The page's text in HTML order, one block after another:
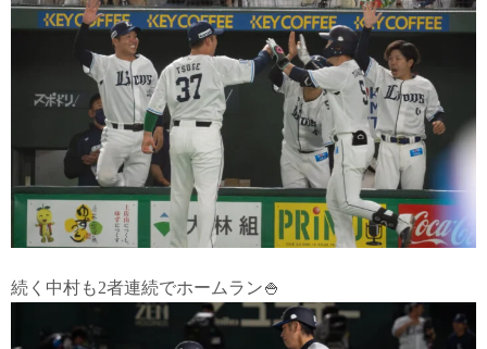
続く中村も2者連続でホームラン🍚